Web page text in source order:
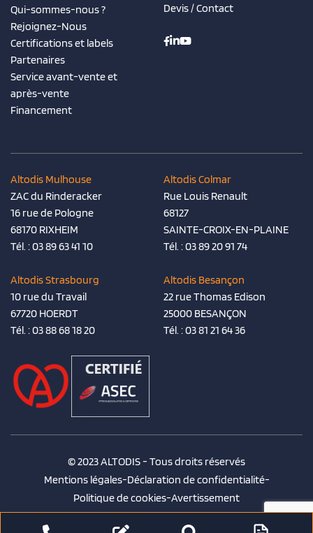
Qui-sommes-nous ?
Rejoignez-Nous
Certifications et labels
Partenaires
Service avant-vente et
après-vente
Financement
Devis / Contact
Altodis Mulhouse
ZAC du Rinderacker
16 rue de Pologne
68170 RIXHEIM
Tél. :03 89 63 41 10
Altodis Colmar
Rue Louis Renault
68127
SAINTE-CROIX-EN-PLAINE
Tél. :03 89 20 91 74
Altodis Strasbourg
10 rue du Travail
67720 HOERDT
Tél. :03 88 68 18 20
Altodis Besançon
22 rue Thomas Edison
25000 BESANÇON
Tél. :03 81 21 64 36
© 2023 ALTODIS - Tous droits réservés
Mentions légales-Déclaration de confidentialité-
Politique de cookies-Avertissement
Agence conseil en communication